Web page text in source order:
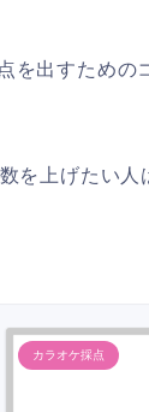
を出すための
を上げたい人
カラオケ採点